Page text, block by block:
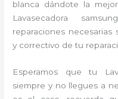
blanca dándote la
Lavasecadora
reparaciones
y correctivo de tu
Esperamos que tu
siempre y no llegues a